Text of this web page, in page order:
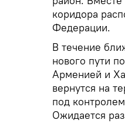
коридора
Федерации.
В течение
нового пути
Арменией и
вернутся на
под
Ожидается